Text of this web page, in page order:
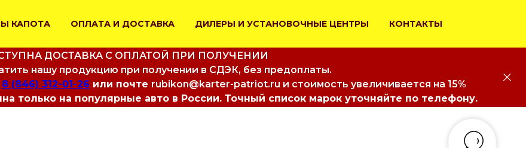
КАПОТА ОПЛАТА И ДОСТАВКА ДИЛЕРЫ И УСТАНОВОЧНЫЕ ЦЕНТРЫ КОНТАКТЫ
ДОСТАВКА С ОПЛАТОЙ ПРИ ПОЛУЧЕНИИ
нашу продукцию при получении в СДЭК, без предоплаты.
8 (846) 312-01-26 или почте rubikon@karter-patriot.ru и стоимость увеличивается на 15%
только на популярные авто в России. Точный список марок уточняйте по телефону.